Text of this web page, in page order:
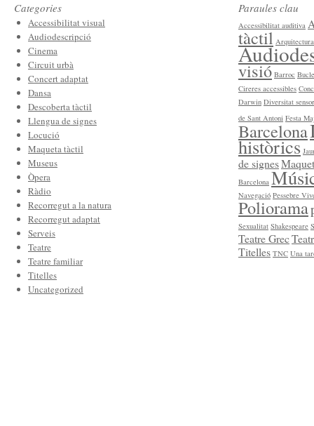
Categories
Accessibilitat visual
Audiodescripció
Cinema
Circuit urbà
Concert adaptat
Dansa
Descoberta tàctil
Llengua de signes
Locució
Maqueta tàctil
Museus
Òpera
Ràdio
Recorregut a la natura
Recorregut adaptat
Serveis
Teatre
Teatre familiar
Titelles
Uncategorized
Paraules clau
Accessibilitat auditiva
tàctil Arquitectura
visió Barroc
Cireres accessibles
Darwin Diversitat
de Sant Antoni Festa
Barcelona
històrics
de signes
Barcelona
Navegació Pessebre
Poliorama
Sexualitat Shakespeare
Teatre Grec
Titelles TNC Una